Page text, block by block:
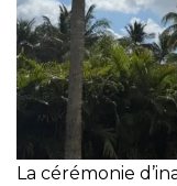
La cérémonie